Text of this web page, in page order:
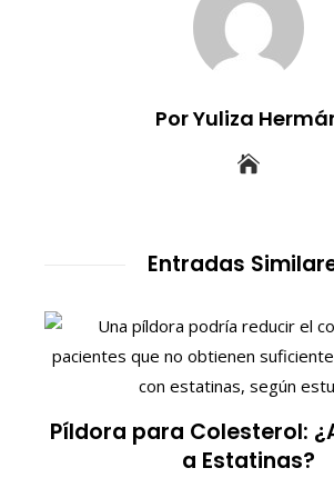
Por Yuliza
Entradas
Píldora para Colesterol:
a Estatinas?